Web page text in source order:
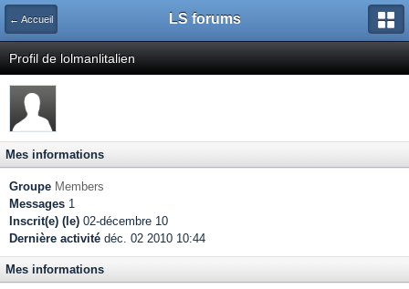
← Accueil LS forums
Profil de lolmanlitalien
Mes informations
Groupe Members
Messages 1
Inscrit(e) (le) 02-décembre 10
Dernière activité déc. 02 2010 10:44
Mes informations